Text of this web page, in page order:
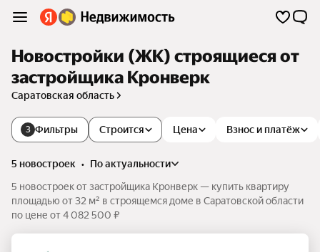
Новостройки (ЖК) строящиеся от
застройщика Кронверк
Саратовская область
3 Фильтры Цена Взнос и платёж
Строится
5 новостроек •
по актуальности
5 новостроек от застройщика Кронверк — купить квартиру
площадью от 32 м² в строящемся доме в Саратовской области
по цене от 4 082 500 ₽